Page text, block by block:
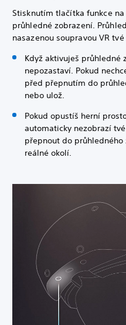
Stisknutím tlačítka funkce
průhledné zobrazení.
nasazenou soupravou VR
Když aktivuješ průhledné
nepozastaví. Pokud
před přepnutím do
nebo ulož.
Pokud opustíš herní
automaticky nezobrazí
přepnout do
reálné okolí.